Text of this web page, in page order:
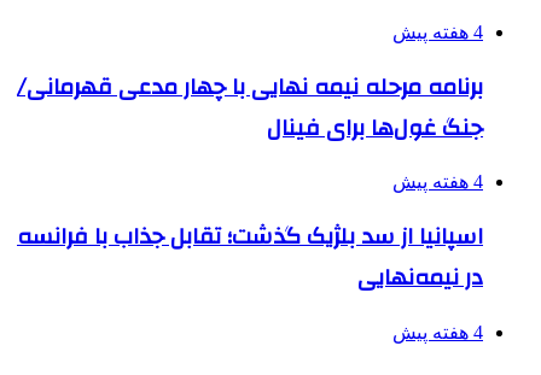
4 هفته پیش
برنامه مرحله نیمه نهایی با چهار مدعی قهرمانی/
جنگ غول‌ها برای فینال
4 هفته پیش
اسپانیا از سد بلژیک گذشت؛ تقابل جذاب با فرانسه
در نیمه‌نهایی
4 هفته پیش